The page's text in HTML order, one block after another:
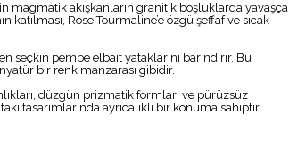
akışkanların granitik boşluklarda yavaşça
katılması, Rose Tourmaline’e özgü şeffaf ve sıcak
pembe elbait yataklarını barındırır. Bu
bir renk manzarası gibidir.
düzgün prizmatik formları ve pürüzsüz
tasarımlarında ayrıcalıklı bir konuma sahiptir.